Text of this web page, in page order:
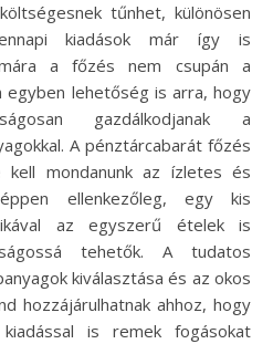
kiadások már így is
a főzés nem csupán a
egyben lehetőség is arra, hogy
gazdálkodjanak a
A pénztárcabarát főzés
mondanunk az ízletes és
ellenkezőleg, egy kis
az egyszerű ételek is
tehetők. A tudatos
kiválasztása és az okos
hozzájárulhatnak ahhoz, hogy
is remek fogásokat